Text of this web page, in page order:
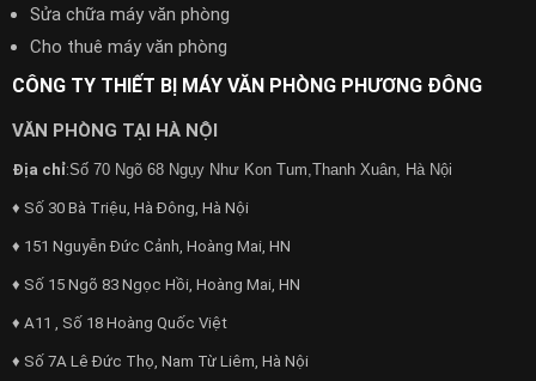
Sửa chữa máy văn phòng
Cho thuê máy văn phòng
CÔNG TY THIẾT BỊ MÁY VĂN PHÒNG PHƯƠNG ĐÔNG
VĂN PHÒNG TẠI HÀ NỘI
Địa chỉ:Số 70 Ngõ 68 Ngụy Như Kon Tum,Thanh Xuân, Hà Nội
♦ Số 30 Bà Triệu, Hà Đông, Hà Nội
♦ 151 Nguyễn Đức Cảnh, Hoàng Mai, HN
♦ Số 15 Ngõ 83 Ngọc Hồi, Hoàng Mai, HN
♦ A11 , Số 18 Hoàng Quốc Việt
♦ Số 7A Lê Đức Thọ, Nam Từ Liêm, Hà Nội